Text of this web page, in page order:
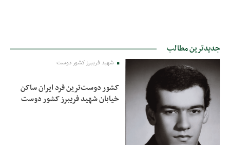
جدیدترین مطالب
شهید فریبرز کشور دوست
کشور دوست‌ترین فرد ایران ساکن
خیابان شهید فریبرز کشور دوست